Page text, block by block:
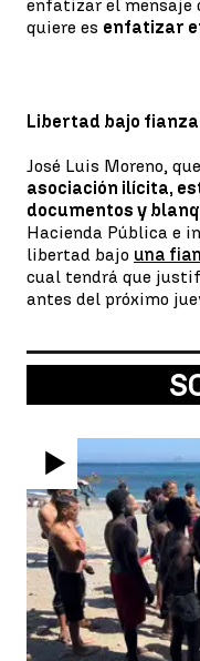
enfatizar el mensaje
quiere es enfatizar
Libertad bajo fianza
José Luis Moreno,
asociación ilícita,
documentos y
Hacienda Pública e
libertad bajo una
cual tendrá que
antes del próximo